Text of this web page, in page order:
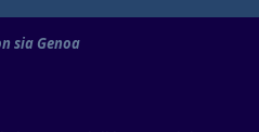
sia Genoa